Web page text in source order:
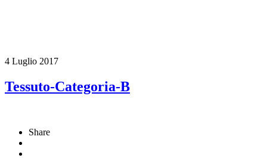
4 Luglio 2017
Tessuto-Categoria-B
Share